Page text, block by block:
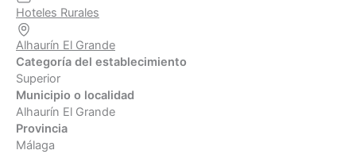
Hoteles Rurales
Alhaurín El Grande
Categoría del establecimiento
Superior
Municipio o localidad
Alhaurín El Grande
Provincia
Málaga